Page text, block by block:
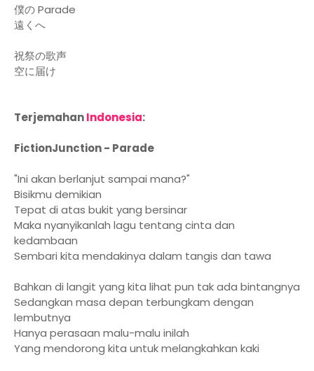
僕の Parade
遠くへ
祝祭の歌声
空に届け
TerjemahanIndonesia:
FictionJunction - Parade
"Ini akan berlanjut sampai mana?"
Bisikmu demikian
Tepat di atas bukit yang bersinar
Maka nyanyikanlah lagu tentang cinta dan
kedambaan
Sembari kita mendakinya dalam tangis dan tawa
Bahkan di langit yang kita lihat pun tak ada bintangnya
Sedangkan masa depan terbungkam dengan
lembutnya
Hanya perasaan malu-malu inilah
Yang mendorong kita untuk melangkahkan kaki